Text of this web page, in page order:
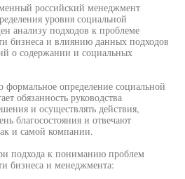
российский менеджмент
уровня социальной
анализу подходов к проблеме
бизнеса и влиянию данных подходов
о содержании и социальных
формальное определение социальной
обязанность руководства
и осуществлять действия,
благосостояния и отвечают
и самой компании.
подхода к пониманию проблем
бизнеса и менеджмента: